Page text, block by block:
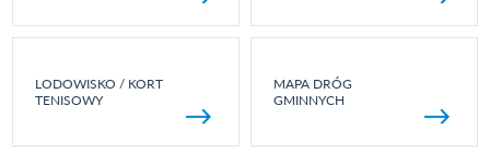
LODOWISKO / KORT
TENISOWY
MAPA DRÓG
GMINNYCH